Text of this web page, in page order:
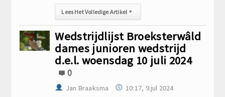
Lees Het Volledige Artikel ▸
Wedstrijdlijst Broeksterwâld
dames junioren wedstrijd
d.e.l. woensdag 10 juli 2024
0
Jan Braaksma 10:17, 9.jul 2024